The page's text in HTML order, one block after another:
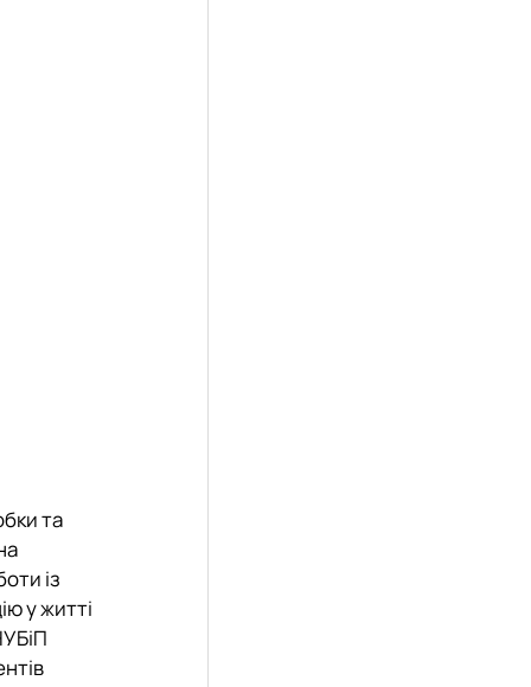
та
із
у житті